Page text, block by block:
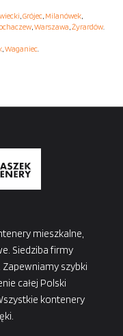
,Grójec, Milanówek,
,Warszawa,Żyrardów.
,Waganiec.
mieszkalne,
Siedziba firmy
Zapewniamy szybki
całej Polski
kontenery